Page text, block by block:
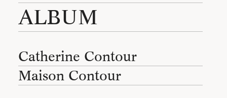
ALBUM
Catherine Contour
Maison Contour